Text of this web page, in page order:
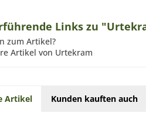
Links zu
zum Artikel?
Artikel von Urtekram
Artikel Kunden kauften auch